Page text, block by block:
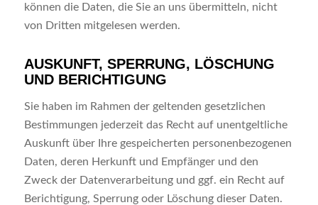
können die Daten, die Sie an uns übermitteln, nicht
von Dritten mitgelesen werden.
AUSKUNFT, SPERRUNG, LÖSCHUNG
UND BERICHTIGUNG
Sie haben im Rahmen der geltenden gesetzlichen
Bestimmungen jederzeit das Recht auf unentgeltliche
Auskunft über Ihre gespeicherten personenbezogenen
Daten, deren Herkunft und Empfänger und den
Zweck der Datenverarbeitung und ggf. ein Recht auf
Berichtigung, Sperrung oder Löschung dieser Daten.